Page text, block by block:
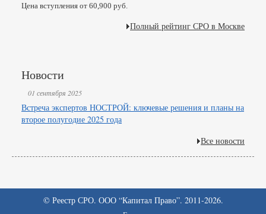
Цена вступления от 60,900 руб.
Полный рейтинг СРО в Москве
Новости
01 сентября 2025
Встреча экспертов НОСТРОЙ: ключевые решения и планы на
второе полугодие 2025 года
Все новости
© Реестр СРО. ООО “Капитал Право”. 2011-2026.